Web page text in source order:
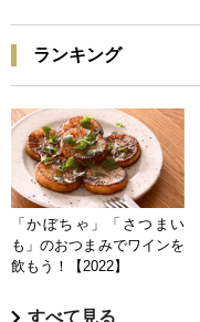
ランキング
「かぼちゃ」「さつまい
も」のおつまみでワインを
飲もう！【2022】
すべて見る